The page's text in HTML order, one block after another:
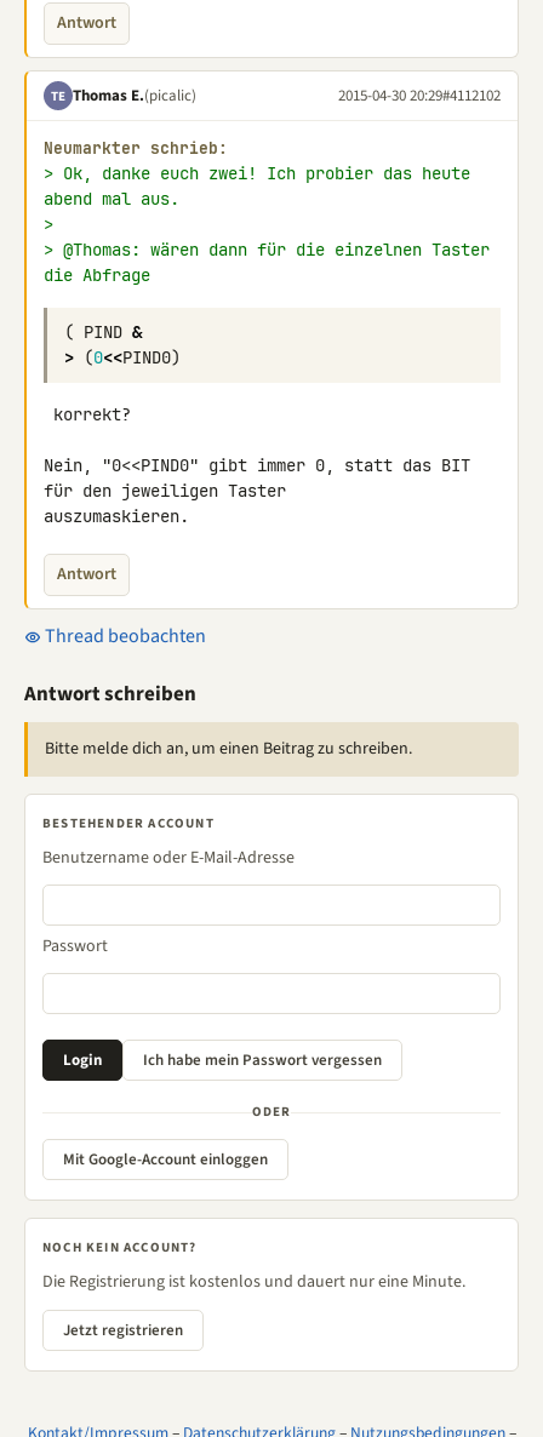
Antwort
TE Thomas E.(picalic) 2015-04-30 20:29#4112102
Neumarkter schrieb:
> Ok, danke euch zwei! Ich probier das heute
abend mal aus.
>
> @Thomas: wären dann für die einzelnen Taster
die Abfrage
( PIND &
> (0<<PIND0)
Nein, "0<<PIND0" gibt immer 0, statt das BIT
für den jeweiligen Taster
auszumaskieren.
Antwort
Thread beobachten
Antwort schreiben
Bitte melde dich an, um einen Beitrag zu schreiben.
BESTEHENDER ACCOUNT
Benutzername oder E-Mail-Adresse
Passwort
ODER
Mit Google-Account einloggen
NOCH KEIN ACCOUNT?
Die Registrierung ist kostenlos und dauert nur eine Minute.
Jetzt registrieren
Kontakt/Impressum– Datenschutzerklärung– Nutzungsbedingungen–